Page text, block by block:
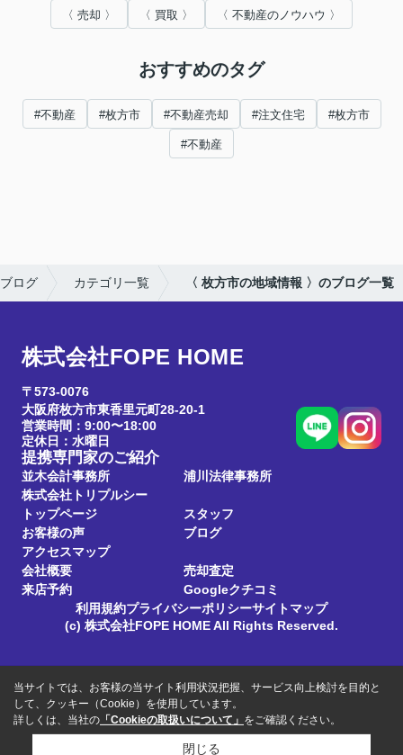
〈 売却 〉 〈 買取 〉 〈 不動産のノウハウ 〉
おすすめのタグ
#不動産 #枚方市 #不動産売却 #注文住宅 #枚方市
#不動産
ブログ カテゴリ一覧 〈 枚方市の地域情報 〉のブログ一覧
株式会社FOPE HOME
〒573-0076
大阪府枚方市東香里元町28-20-1
営業時間：9:00〜18:00
定休日：水曜日
提携専門家のご紹介
並木会計事務所
浦川法律事務所
株式会社トリプルシー
トップページ
スタッフ
お客様の声
ブログ
アクセスマップ
会社概要
売却査定
来店予約
Googleクチコミ
利用規約プライバシーポリシーサイトマップ
(c) 株式会社FOPE HOME All Rights Reserved.
当サイトでは、お客様の当サイト利用状況把握、サービス向上検討を目的と
して、クッキー（Cookie）を使用しています。
詳しくは、当社の 「Cookieの取扱いについて」 をご確認ください。
閉じる